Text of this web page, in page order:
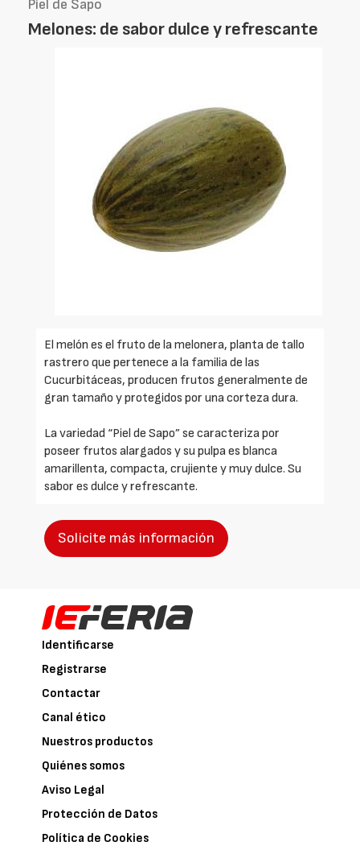
Piel de Sapo
Melones: de sabor dulce y refrescante
El melón es el fruto de la melonera, planta de tallo
rastrero que pertenece a la familia de las
Cucurbitáceas, producen frutos generalmente de
gran tamaño y protegidos por una corteza dura.
La variedad “Piel de Sapo” se caracteriza por
poseer frutos alargados y su pulpa es blanca
amarillenta, compacta, crujiente y muy dulce. Su
sabor es dulce y refrescante.
Solicite más información
Identificarse
Registrarse
Contactar
Canal ético
Nuestros productos
Quiénes somos
Aviso Legal
Protección de Datos
Política de Cookies